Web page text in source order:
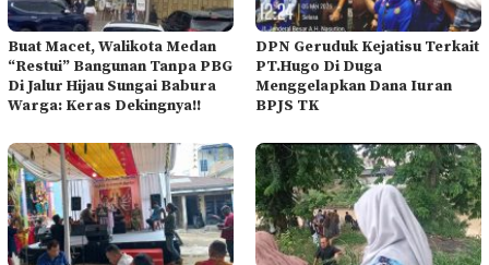
Buat Macet, Walikota Medan
“Restui” Bangunan Tanpa PBG
Di Jalur Hijau Sungai Babura
Warga: Keras Dekingnya!!
DPN Geruduk Kejatisu Terkait
PT.Hugo Di Duga
Menggelapkan Dana Iuran
BPJS TK